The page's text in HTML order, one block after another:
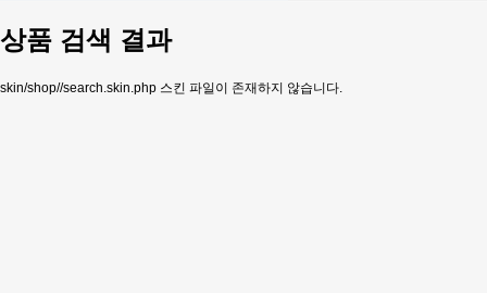
상품 검색 결과
skin/shop//search.skin.php 스킨 파일이 존재하지 않습니다.